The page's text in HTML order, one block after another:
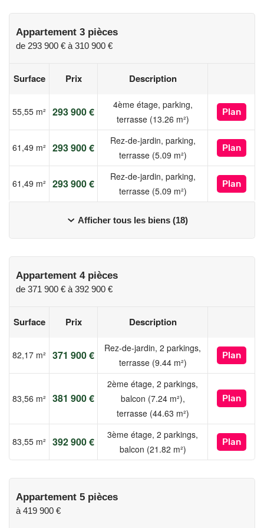
www.georisques.gouv.fr
Appartement 3 pièces
de 293 900 € à 310 900 €
Surface Prix Description
55,55 m² 293 900 €
4ème étage, parking,
terrasse (13.26 m²)
Plan
61,49 m² 293 900 €
Rez-de-jardin, parking,
terrasse (5.09 m²)
Plan
61,49 m² 293 900 €
Rez-de-jardin, parking,
terrasse (5.09 m²)
Plan
Afficher tous les biens (18)
Appartement 4 pièces
de 371 900 € à 392 900 €
Surface Prix Description
82,17 m² 371 900 €
Rez-de-jardin, 2 parkings,
terrasse (9.44 m²)
Plan
83,56 m² 381 900 €
2ème étage, 2 parkings,
balcon (7.24 m²),
terrasse (44.63 m²)
Plan
83,55 m² 392 900 €
3ème étage, 2 parkings,
balcon (21.82 m²)
Plan
Appartement 5 pièces
à 419 900 €